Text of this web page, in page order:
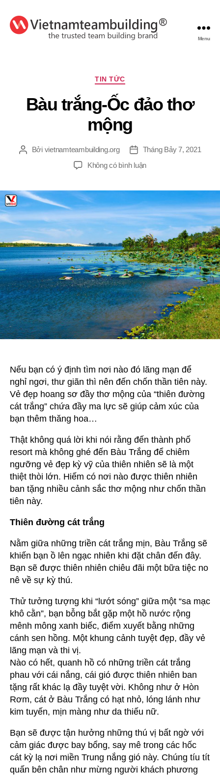
Menu
Chuyên
TIN TỨC
Bàu trắng-Ốc đảo thơ
mộng
TácBởi vietnamteambuilding.org
Ngày
đăng
Tháng Bảy 7, 2021
Không có bình luậnở
đảo
thơ
mộng
Nếu bạn có ý định tìm nơi nào đó lãng mạn để
nghỉ ngơi, thư giãn thì nên đến chốn thần tiên này.
Vẻ đẹp hoang sơ đầy thơ mộng của “thiên đường
cát trắng” chứa đầy ma lực sẽ giúp cảm xúc của
bạn thêm thăng hoa…
Thật không quá lời khi nói rằng đến thành phố
resort mà không ghé đến Bàu Trắng để chiêm
ngưỡng vẻ đẹp kỳ vỹ của thiên nhiên sẽ là một
thiệt thòi lớn. Hiếm có nơi nào được thiên nhiên
ban tặng nhiều cảnh sắc thơ mộng như chốn thần
tiên này.
Thiên đường cát trắng
Nằm giữa những triền cát trắng mịn, Bàu Trắng sẽ
khiến bạn ồ lên ngạc nhiên khi đặt chân đến đây.
Bạn sẽ được thiên nhiên chiêu đãi một bữa tiệc no
nê về sự kỳ thú.
Thử tưởng tượng khi “lướt sóng” giữa một “sa mạc
khô cằn”, bạn bỗng bắt gặp một hồ nước rộng
mênh mông xanh biếc, điểm xuyết bằng những
cánh sen hồng. Một khung cảnh tuyệt đẹp, đầy vẻ
lãng mạn và thi vị.
Nào có hết, quanh hồ có những triền cát trắng
phau với cái nắng, cái gió được thiên nhiên ban
tặng rất khác lạ đầy tuyệt vời. Không như ở Hòn
Rơm, cát ở Bàu Trắng có hạt nhỏ, lóng lánh như
kim tuyến, mịn màng như da thiếu nữ.
Bạn sẽ được tận hưởng những thú vị bất ngờ với
cảm giác được bay bổng, say mê trong các hốc
cát kỳ lạ nơi miền Trung nắng gió này. Chúng tíu tít
quấn bên chân như mừng người khách phương